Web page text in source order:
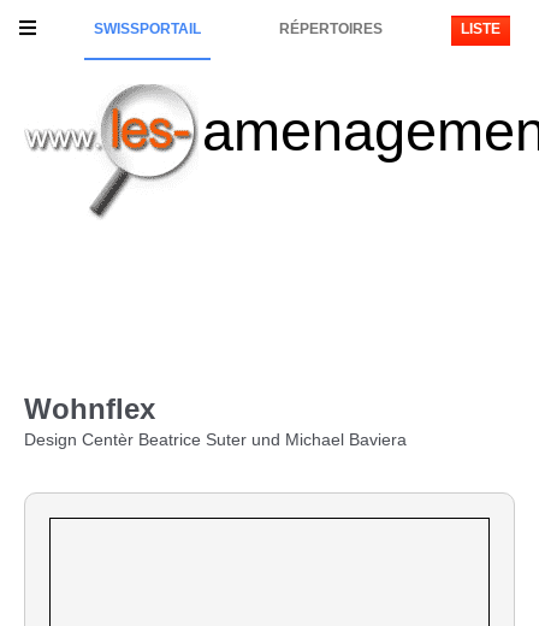
SWISSPORTAIL RÉPERTOIRES LISTE
Wohnflex
Design Centèr Beatrice Suter und Michael Baviera